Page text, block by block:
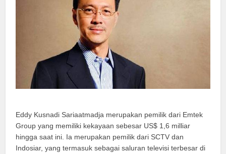
Eddy Kusnadi Sariaatmadja merupakan pemilik dari Emtek
Group yang memiliki kekayaan sebesar US$ 1,6 milliar
hingga saat ini. Ia merupakan pemilik dari SCTV dan
Indosiar, yang termasuk sebagai saluran televisi terbesar di